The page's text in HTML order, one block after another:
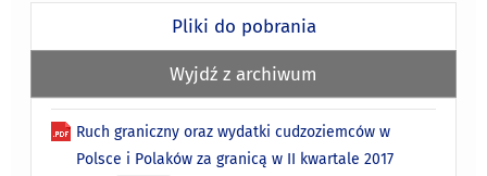
Pliki do pobrania
Wyjdź z archiwum
Ruch graniczny oraz wydatki cudzoziemców w
Polsce i Polaków za granicą w II kwartale 2017